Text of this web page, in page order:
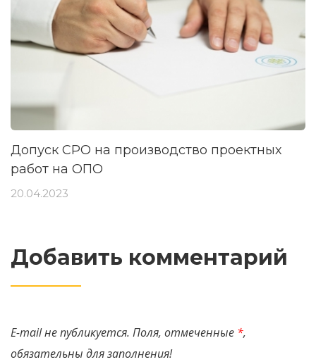
Допуск СРО на производство проектных
работ на ОПО
20.04.2023
Добавить комментарий
E-mail не публикуется. Поля, отмеченные *,
обязательны для заполнения!